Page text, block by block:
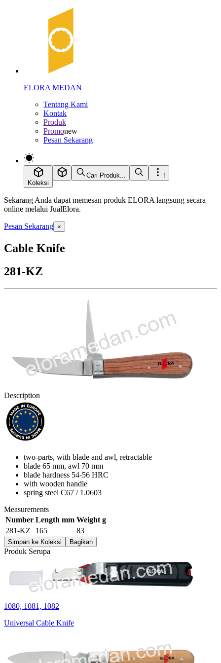
ELORA MEDAN
Tentang Kami
Kontak
Produk
Promonew
Pesan Sekarang
Koleksi
Cari Produk... !
Sekarang Anda dapat memesan produk ELORA langsung secara
online melalui JualElora.
Pesan Sekarang ×
Cable Knife
281-KZ
Description
two-parts, with blade and awl, retractable
blade 65 mm, awl 70 mm
blade hardness 54-56 HRC
with wooden handle
spring steel C67 / 1.0603
Measurements
Number Length mm Weight g
281-KZ
165 83
Simpan ke Koleksi Bagikan
Produk Serupa
1080, 1081, 1082
Universal Cable Knife